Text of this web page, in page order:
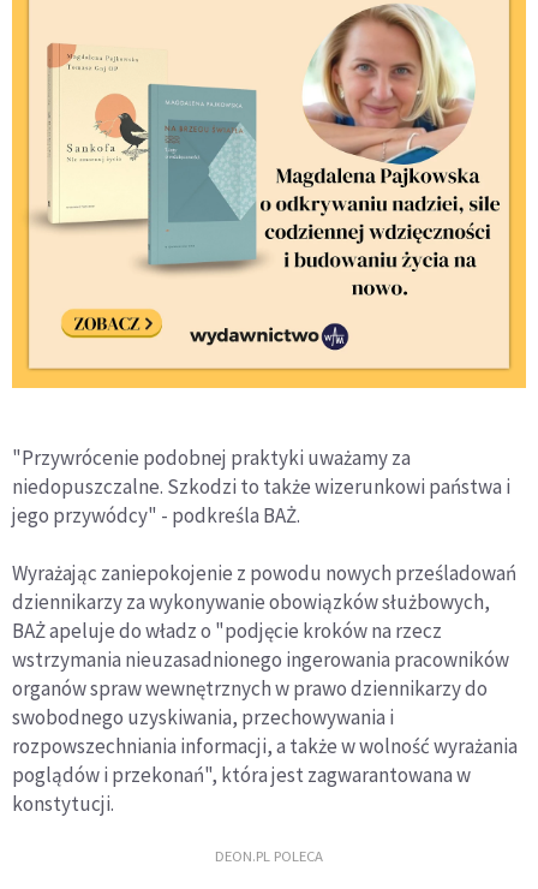
"Przywrócenie podobnej praktyki uważamy za
niedopuszczalne. Szkodzi to także wizerunkowi państwa i
jego przywódcy" - podkreśla BAŻ.
Wyrażając zaniepokojenie z powodu nowych prześladowań
dziennikarzy za wykonywanie obowiązków służbowych,
BAŻ apeluje do władz o "podjęcie kroków na rzecz
wstrzymania nieuzasadnionego ingerowania pracowników
organów spraw wewnętrznych w prawo dziennikarzy do
swobodnego uzyskiwania, przechowywania i
rozpowszechniania informacji, a także w wolność wyrażania
poglądów i przekonań", która jest zagwarantowana w
konstytucji.
DEON.PL POLECA